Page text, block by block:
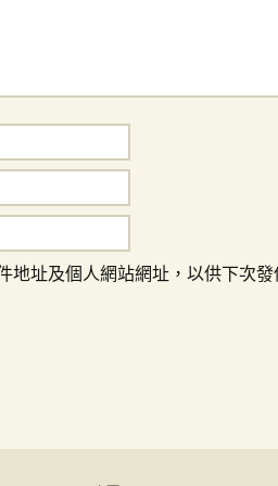
地址及個人網站網址，以供下次